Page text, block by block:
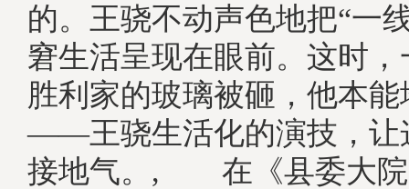
的。王骁不动声色地把“一
窘生活呈现在眼前。这时
胜利家的玻璃被砸，他本
——王骁生活化的演技，让
接地气。, 在《县委大院